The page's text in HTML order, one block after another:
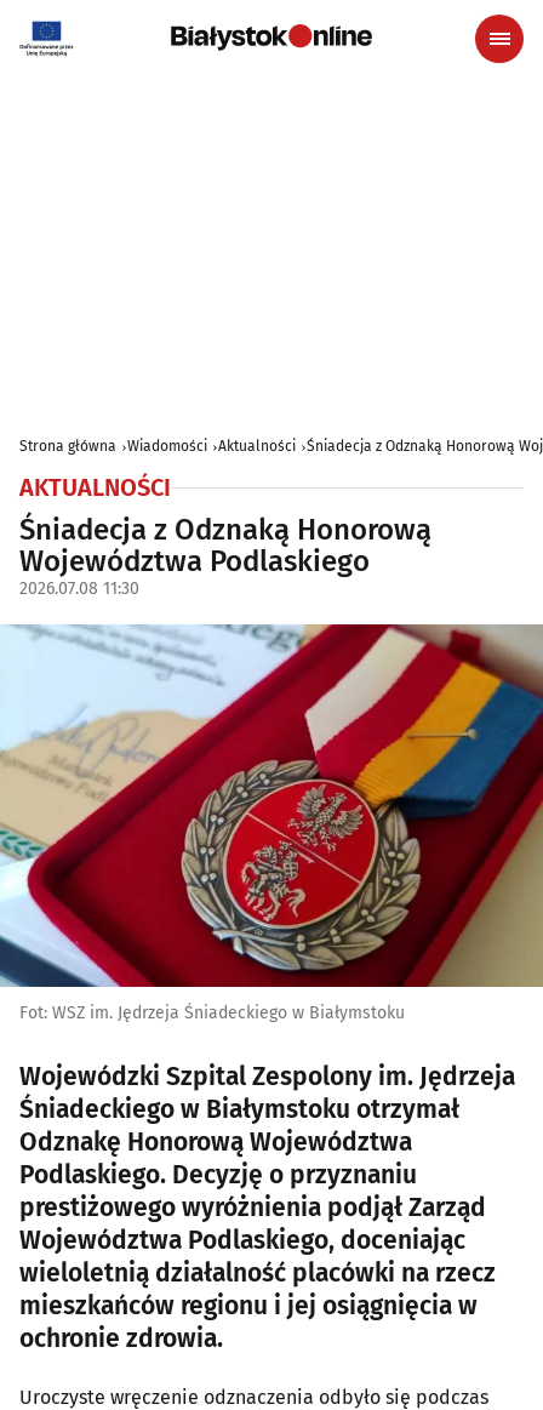
Strona główna Wiadomości Aktualności Śniadecja z Odznaką Honorową
AKTUALNOŚCI
Śniadecja z Odznaką Honorową
Województwa Podlaskiego
2026.07.08 11:30
Fot: WSZ im. Jędrzeja Śniadeckiego w Białymstoku
Wojewódzki Szpital Zespolony im. Jędrzeja
Śniadeckiego w Białymstoku otrzymał
Odznakę Honorową Województwa
Podlaskiego. Decyzję o przyznaniu
prestiżowego wyróżnienia podjął Zarząd
Województwa Podlaskiego, doceniając
wieloletnią działalność placówki na rzecz
mieszkańców regionu i jej osiągnięcia w
ochronie zdrowia.
Uroczyste wręczenie odznaczenia odbyło się podczas